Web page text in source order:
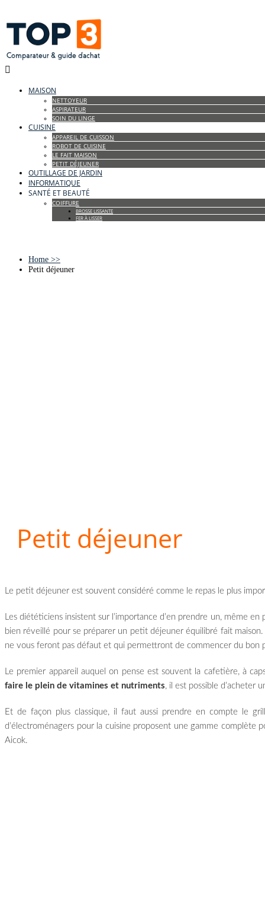

MAISON
NETTOYEUR
ASPIRATEUR
SOIN DU LINGE
CUISINE
APPAREIL DE CUISSON
ROBOT DE CUISINE
LE FAIT MAISON
PETIT DÉJEUNER
OUTILLAGE DE JARDIN
INFORMATIQUE
SANTÉ ET BEAUTÉ
COIFFURE
BROSSE LISSANTE
FER À LISSER
Home >>
Petit déjeuner
Petit déjeuner
Le petit déjeuner est souvent considéré comme le repas le plus
Les diététiciens insistent sur l’importance d’en prendre un, même
bien réveillé pour se préparer un petit déjeuner équilibré fait maison.
ne vous feront pas défaut et qui permettront de commencer du bon
Le premier appareil auquel on pense est souvent la cafetière, à
faire le plein de vitamines et nutriments, il est possible d’acheter
Et de façon plus classique, il faut aussi prendre en compte le
d’électroménagers pour la cuisine proposent une gamme complète
Aicok.